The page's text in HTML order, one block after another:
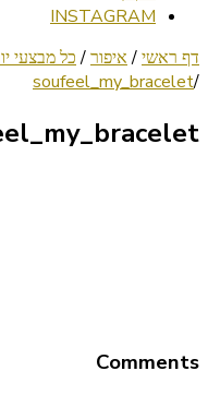
INSTAGRAM
דף ראשי/ איפור/ כל מבצעי
/
soufeel_my_bracelet
Comments